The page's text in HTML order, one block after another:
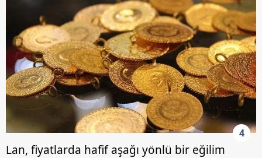
4
Lan, fiyatlarda hafif aşağı yönlü bir eğilim